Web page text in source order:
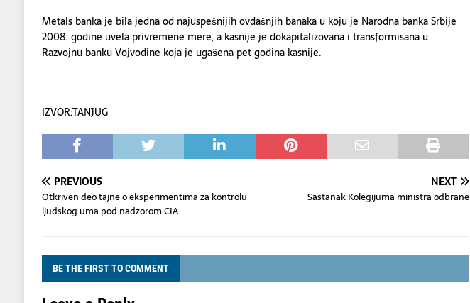
Metals banka je bila jedna od najuspešnijih ovdašnjih banaka u koju je Narodna banka Srbije
2008. godine uvela privremene mere, a kasnije je dokapitalizovana i transformisana u
Razvojnu banku Vojvodine koja je ugašena pet godina kasnije.
IZVOR:TANJUG
PREVIOUS
Otkriven deo tajne o eksperimentima za kontrolu
ljudskog uma pod nadzorom CIA
NEXT
Sastanak Kolegijuma ministra odbrane
BE THE FIRST TO COMMENT